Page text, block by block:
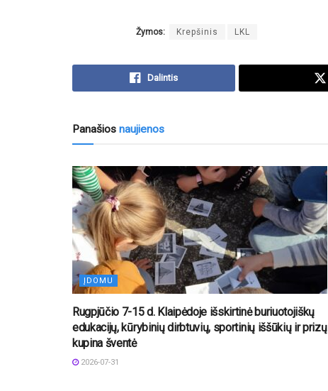
Žymos: Krepšinis LKL
Dalintis
Panašios naujienos
ĮDOMU
Rugpjūčio 7-15 d. Klaipėdoje išskirtinė buriuotojiškų
edukacijų, kūrybinių dirbtuvių, sportinių iššūkių ir prizų
kupina šventė
2026-07-31